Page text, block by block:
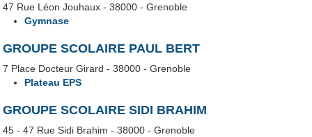
47 Rue Léon Jouhaux - 38000 - Grenoble
Gymnase
GROUPE SCOLAIRE PAUL BERT
7 Place Docteur Girard - 38000 - Grenoble
Plateau EPS
GROUPE SCOLAIRE SIDI BRAHIM
45 - 47 Rue Sidi Brahim - 38000 - Grenoble